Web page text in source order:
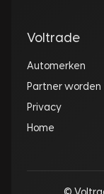
Voltrade
Automerken
Partner worden
Privacy
Home